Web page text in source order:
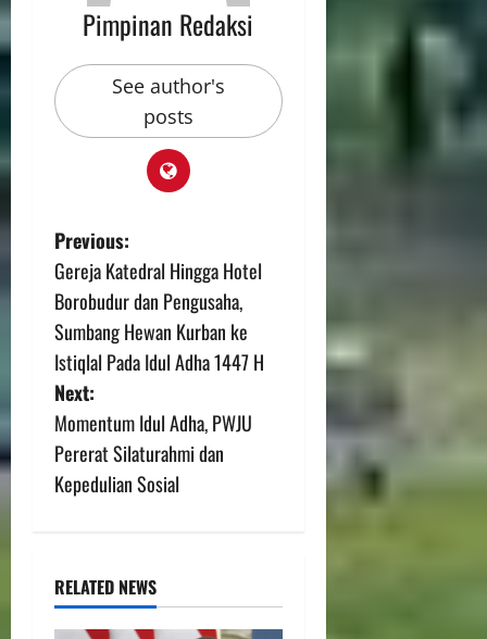
Pimpinan Redaksi
See author's
posts
Previous:
Gereja Katedral Hingga Hotel
Borobudur dan Pengusaha,
Sumbang Hewan Kurban ke
Istiqlal Pada Idul Adha 1447 H
Next:
Momentum Idul Adha, PWJU
Pererat Silaturahmi dan
Kepedulian Sosial
RELATED NEWS